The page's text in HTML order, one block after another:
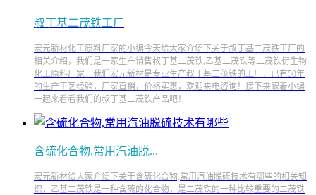
叔丁基二茂铁工厂
宏元新材化工原料厂家的小编今天给大家介绍下关于叔丁基二茂铁工厂的
相关介绍，我们是一家生产销售叔丁基二茂铁,乙基二茂铁等二茂铁衍生物
化工原料厂家，我们宏元新材是专业生产叔丁基二茂铁的工厂，已有50年
的生产工艺经验，厂家直销，价格实惠，欢迎来电咨询！接下来跟着小编
一起来看看我们的叔丁基二茂铁产品吧！
含硫化合物,常用汽油脱...
宏元新材给大家介绍下关于含硫化合物,常用汽油脱硫技术有哪些的相关知
识，乙基二茂铁是一种含硫的化合物，是二茂铁的一种比较重要的二茂铁